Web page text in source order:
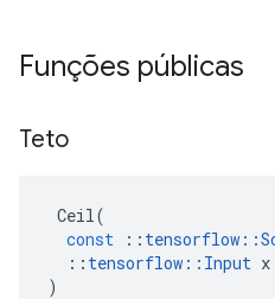
Funções públicas
Teto
Ceil(
const
:: tensorflow ::
:: tensorflow :: Input x
)